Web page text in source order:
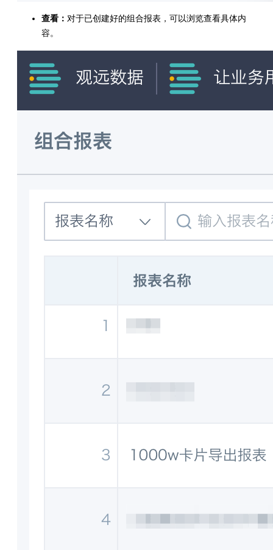
查看： 对于已创建好的组合报表，可以浏览查看具体内
容。